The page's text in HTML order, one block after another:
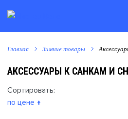
Главная Зимние товары
АКСЕССУАРЫ К САНКАМ И
Сортировать:
по цене